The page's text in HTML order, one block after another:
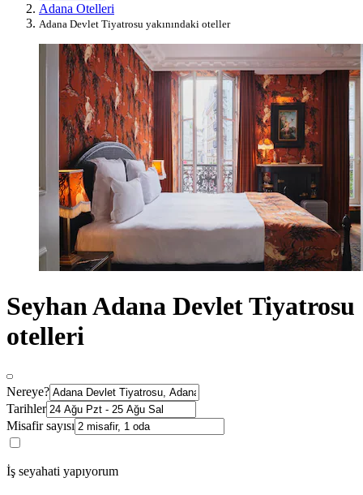
Adana Otelleri
Adana Devlet Tiyatrosu yakınındaki oteller
Seyhan Adana Devlet Tiyatrosu
otelleri
Nereye?
Tarihler
Misafir sayısı
İş seyahati yapıyorum